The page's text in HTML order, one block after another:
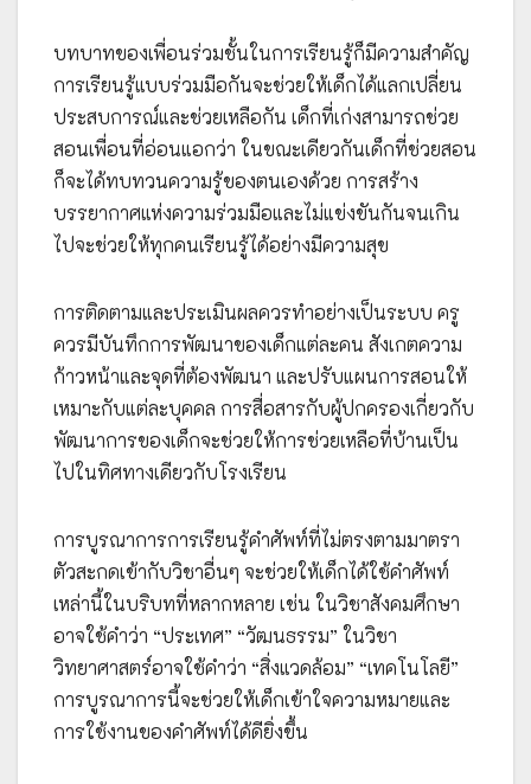
บทบาทของเพื่อนร่วมชั้นในการเรียนรู้ก็มีความสำคัญ
การเรียนรู้แบบร่วมมือกันจะช่วยให้เด็กได้แลกเปลี่ยน
ประสบการณ์และช่วยเหลือกัน เด็กที่เก่งสามารถช่วย
สอนเพื่อนที่อ่อนแอกว่า ในขณะเดียวกันเด็กที่ช่วยสอน
ก็จะได้ทบทวนความรู้ของตนเองด้วย การสร้าง
บรรยากาศแห่งความร่วมมือและไม่แข่งขันกันจนเกิน
ไปจะช่วยให้ทุกคนเรียนรู้ได้อย่างมีความสุข
การติดตามและประเมินผลควรทำอย่างเป็นระบบ ครู
ควรมีบันทึกการพัฒนาของเด็กแต่ละคน สังเกตความ
ก้าวหน้าและจุดที่ต้องพัฒนา และปรับแผนการสอนให้
เหมาะกับแต่ละบุคคล การสื่อสารกับผู้ปกครองเกี่ยวกับ
พัฒนาการของเด็กจะช่วยให้การช่วยเหลือที่บ้านเป็น
ไปในทิศทางเดียวกับโรงเรียน
การบูรณาการการเรียนรู้คำศัพท์ที่ไม่ตรงตามมาตรา
ตัวสะกดเข้ากับวิชาอื่นๆ จะช่วยให้เด็กได้ใช้คำศัพท์
เหล่านี้ในบริบทที่หลากหลาย เช่น ในวิชาสังคมศึกษา
อาจใช้คำว่า “ประเทศ” “วัฒนธรรม” ในวิชา
วิทยาศาสตร์อาจใช้คำว่า “สิ่งแวดล้อม” “เทคโนโลยี”
การบูรณาการนี้จะช่วยให้เด็กเข้าใจความหมายและ
การใช้งานของคำศัพท์ได้ดียิ่งขึ้น